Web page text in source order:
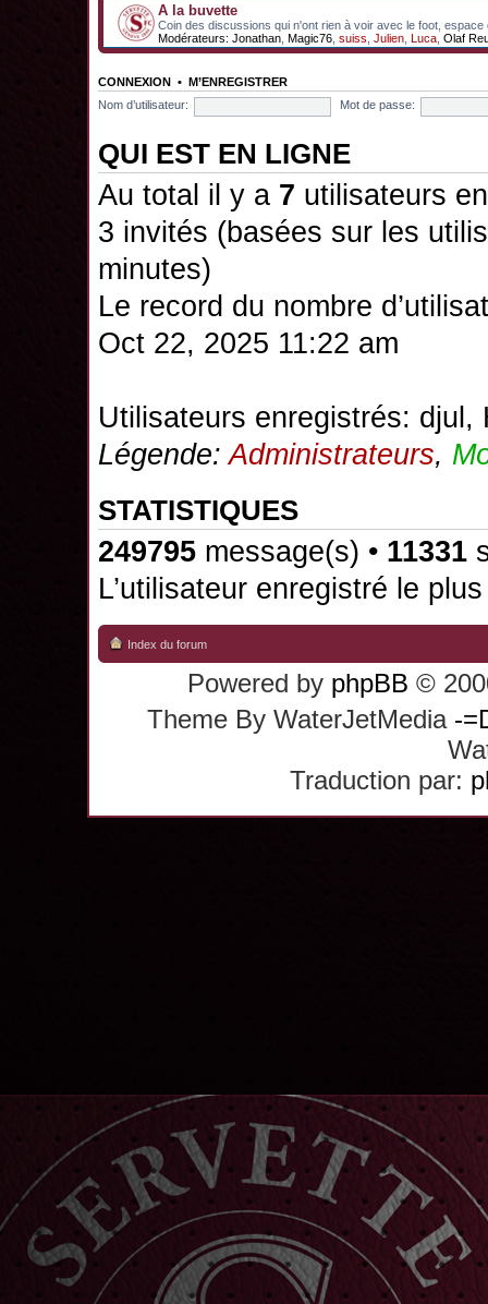
A la buvette
Coin des discussions qui n'ont rien à voir avec le foot, espace
Modérateurs: Jonathan Magic76 suiss Julien Luca Olaf
CONNEXION • M’ENREGISTRER
Nom d’utilisateur:
Mot de passe:
QUI EST EN LIGNE
Au total il y a 7 utilisateurs
3 invités (basées sur les
minutes)
Le record du nombre
Oct 22, 2025 11:22 am
Utilisateurs enregistrés: djul ,
Légende:Administrateurs,
STATISTIQUES
249795 message(s) • 11331
L’utilisateur enregistré le
Index du forum
Powered by phpBB ©
Theme By WaterJetMedia -
Traduction par: